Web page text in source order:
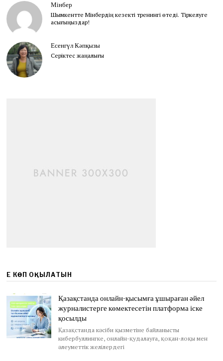
Мінбер
Шымкентте Мінбердің кезекті тренингі өтеді. Тіркелуге
асығыңыздар!
Есенгүл Кәпқызы
Серіктес жаңалығы
ЕҢ КӨП ОҚЫЛАТЫН
Қазақстанда онлайн-қысымға ұшыраған әйел
журналистерге көмектесетін платформа іске
қосылды
Қазақстанда кәсіби қызметіне байланысты
кибербуллингке, онлайн-қудалауға, қоқан-лоқы мен
әлеуметтік желілердегі